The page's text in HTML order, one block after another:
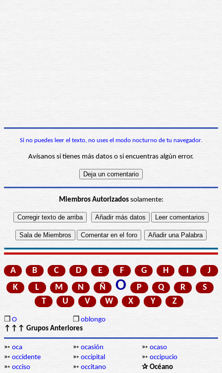
Si no puedes leer el texto, no uses el modo nocturno de tu navegador.
Avísanos si tienes más datos o si encuentras algún error.
Miembros Autorizadossolamente:
A B C D E F G H I
J
K
L M N Ñ O P Q R
S
T
U V W X Y Z
❒ O ❒ oblongo
↑↑↑ Grupos Anteriores
➳ oca ➳ ocasión ➳ ocaso
➳ occidente ➳ occipital ➳ occipucio
➳ occiso ➳ occitano
✰ Océano